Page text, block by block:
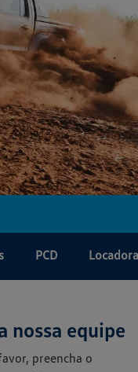
PCD Locadora
nossa equipe
preencha o